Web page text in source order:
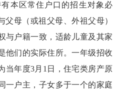
本区常住户口的招生对象必
父母（或祖父母、外祖父母）
与户籍一致，适龄儿童及其家
他们的实际住所。一年级招收
当年度3月1日，住宅类房产原
一户主，子女多于一个的家庭